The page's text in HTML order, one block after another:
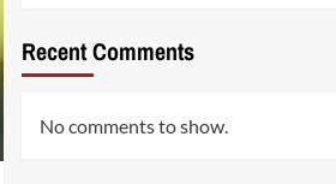
Recent Comments
No comments to show.